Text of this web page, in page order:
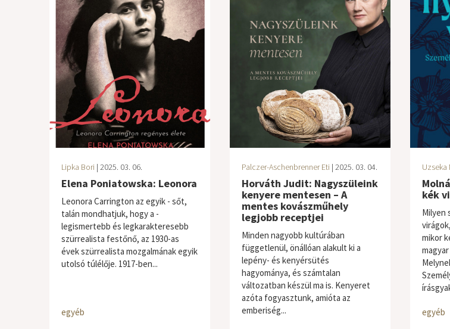
Lipka Bori | 2025. 03. 06.
Elena Poniatowska: Leonora
Leonora Carrington az egyik - sőt,
talán mondhatjuk, hogy a -
legismertebb és legkarakteresebb
szürrealista festőnő, az 1930-as
évek szürrealista mozgalmának egyik
utolsó túlélője. 1917-ben...
egyéb
Palczer-Aschenbrenner Eti | 2025. 03. 04.
Horváth Judit: Nagyszüleink
kenyere mentesen – A
mentes kovászműhely
legjobb receptjei
Minden nagyobb kultúrában
függetlenül, önállóan alakult ki a
lepény- és kenyérsütés
hagyománya, és számtalan
változatban készül ma is. Kenyeret
azóta fogyasztunk, amióta az
emberiség...
egyéb
Uzseka
kék
Milyen
mikor
egyéb